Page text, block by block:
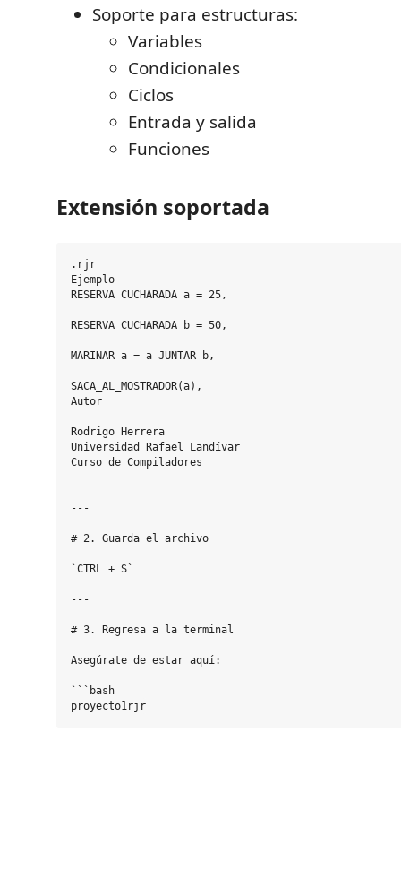
Soporte para estructuras:
Variables
Condicionales
Ciclos
Entrada y salida
Funciones
Extensión soportada
.rjr
Ejemplo
RESERVA CUCHARADA a = 25,
RESERVA CUCHARADA b = 50,
MARINAR a = a JUNTAR b,
SACA_AL_MOSTRADOR(a),
Autor
Rodrigo Herrera
Universidad Rafael Landívar
Curso de Compiladores
---
# 2. Guarda el archivo
`CTRL + S`
---
# 3. Regresa a la terminal
Asegúrate de estar aquí:
```bash